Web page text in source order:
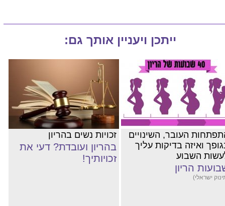
ייתכן ויעניין אותך גם:
העובר, השינויים
ואיזה בדיקות עליך
השבוע
הריון
ישראלי)
זכויות נשים בהריון
בהריון ועובדת? דעי את
זכויותיך!